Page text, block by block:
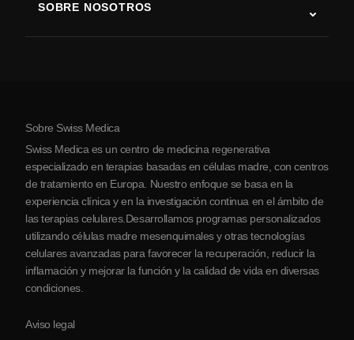
Enfermedad de Parkinson
Artritis
SOBRE NOSOTROS
Sobre Serbia
Colaboraciones
Sobre Swiss Medica
Swiss Medica es un centro de medicina regenerativa
especializado en terapias basadas en células madre, con centros
de tratamiento en Europa. Nuestro enfoque se basa en la
experiencia clínica y en la investigación continua en el ámbito de
las terapias celulares.Desarrollamos programas personalizados
utilizando células madre mesenquimales y otras tecnologías
celulares avanzadas para favorecer la recuperación, reducir la
inflamación y mejorar la función y la calidad de vida en diversas
condiciones.
Aviso legal